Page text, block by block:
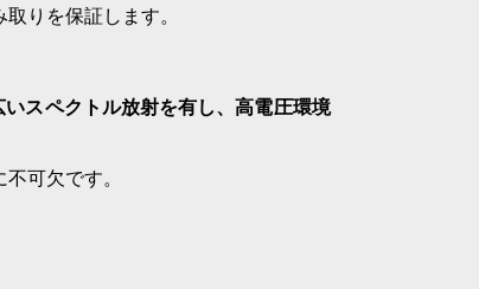
りを保証します。
いスペクトル放射を有し、 高電圧環境
可欠です。